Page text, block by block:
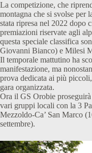
La competizione, che
montagna che si svolse per
stata ripresa nel 2022 dopo
premiazioni riservate agli
questa speciale classifica
Giovanni Bianco) e Milesi
Il temporale mattutino ha
manifestazione, ma
prova dedicata ai più
gara organizzata.
Ora il GS Orobie
vari gruppi locali con la 3
Mezzoldo-Ca’ San Marco
settembre).